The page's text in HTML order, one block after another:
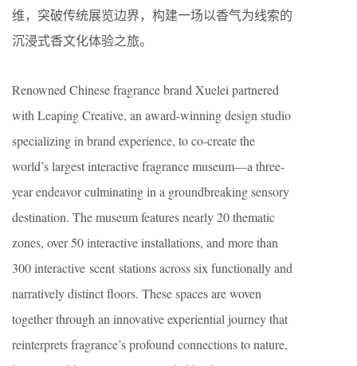
维，突破传统展览边界，构建一场以香气为线索的
沉浸式香文化体验之旅。
Renowned Chinese fragrance brand Xuelei partnered
with Leaping Creative, an award-winning design studio
specializing in brand experience, to co-create the
world’s largest interactive fragrance museum—a three-
year endeavor culminating in a groundbreaking sensory
destination. The museum features nearly 20 thematic
zones, over 50 interactive installations, and more than
300 interactive scent stations across six functionally and
narratively distinct floors. These spaces are woven
together through an innovative experiential journey that
reinterprets fragrance’s profound connections to nature,